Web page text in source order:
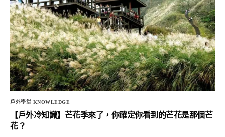
戶外學堂 KNOWLEDGE
【戶外冷知識】芒花季來了，你確定你看到的芒花是那個芒
花？